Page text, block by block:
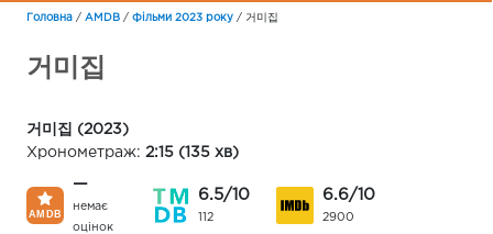
Головна / AMDB / Фільми 2023 року / 거미집
거미집
거미집 (2023)
Хронометраж: 2:15 (135 хв)
—
немає
оцінок
6.5/10
112
6.6/10
2900